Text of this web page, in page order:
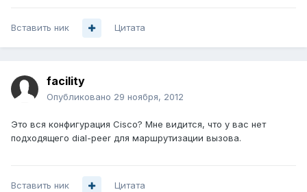
Вставить ник Цитата
facility
Опубликовано 29 ноября, 2012
Это вся конфигурация Cisco? Мне видится, что у вас нет
подходящего dial-peer для маршрутизации вызова.
Вставить ник Цитата